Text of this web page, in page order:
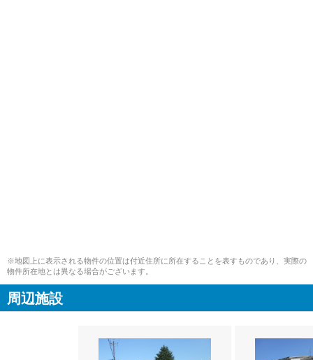
※地図上に表示される物件の位置は付近住所に所在することを表すものであり、実際の
物件所在地とは異なる場合がございます。
周辺施設